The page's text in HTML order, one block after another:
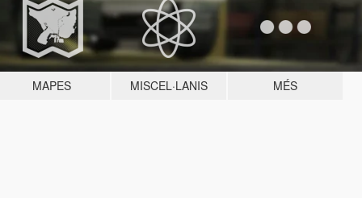
MAPES MISCEL·LANIS MÉS